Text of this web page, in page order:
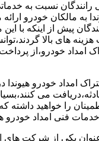
رانندگان نسبت به
به مالکان خودرو
پیش از اینکه با
های بالا
امداد خودرو،از پرداخت
امداد خودرو هیوندا
می
را خواهید داشته
فنی امداد خودرو
عنوان یکی از شرکت های